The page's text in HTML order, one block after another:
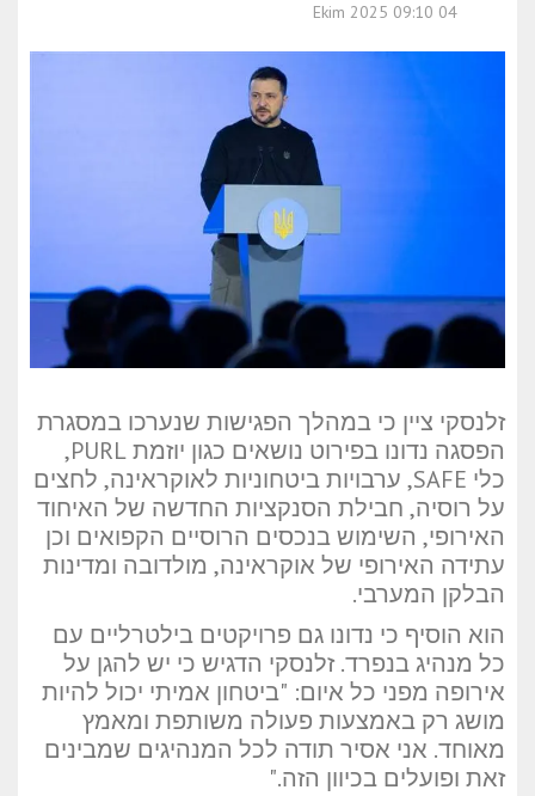
04 Ekim 2025 09:10
זלנסקי ציין כי במהלך הפגישות שנערכו במסגרת
הפסגה נדונו בפירוט נושאים כגון יוזמת PURL,
כלי SAFE, ערבויות ביטחוניות לאוקראינה, לחצים
על רוסיה, חבילת הסנקציות החדשה של האיחוד
האירופי, השימוש בנכסים הרוסיים הקפואים וכן
עתידה האירופי של אוקראינה, מולדובה ומדינות
הבלקן המערבי.
הוא הוסיף כי נדונו גם פרויקטים בילטרליים עם
כל מנהיג בנפרד. זלנסקי הדגיש כי יש להגן על
אירופה מפני כל איום: "ביטחון אמיתי יכול להיות
מושג רק באמצעות פעולה משותפת ומאמץ
מאוחד. אני אסיר תודה לכל המנהיגים שמבינים
זאת ופועלים בכיוון הזה."